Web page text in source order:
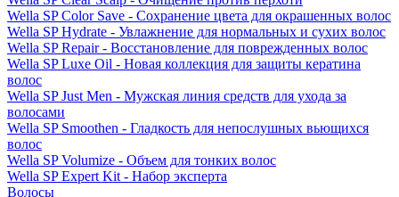
Wella SP Color Save - Сохранение цвета для окрашенных волос
Wella SP Hydrate - Увлажнение для нормальных и сухих волос
Wella SP Repair - Восстановление для поврежденных волос
Wella SP Luxe Oil - Новая коллекция для защиты кератина
волос
Wella SP Just Men - Мужская линия средств для ухода за
волосами
Wella SP Smoothen - Гладкость для непослушных вьющихся
волос
Wella SP Volumize - Объем для тонких волос
Wella SP Expert Kit - Набор эксперта
Волосы